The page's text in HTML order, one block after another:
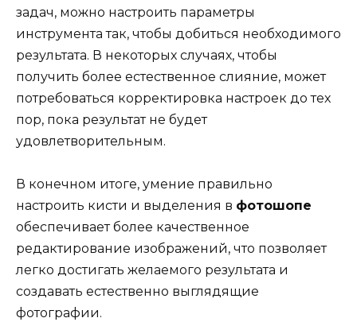
задач, можно настроить параметры
инструмента так, чтобы добиться необходимого
результата. В некоторых случаях, чтобы
получить более естественное слияние, может
потребоваться корректировка настроек до тех
пор, пока результат не будет
удовлетворительным.
В конечном итоге, умение правильно
настроить кисти и выделения в фотошопе
обеспечивает более качественное
редактирование изображений, что позволяет
легко достигать желаемого результата и
создавать естественно выглядящие
фотографии.